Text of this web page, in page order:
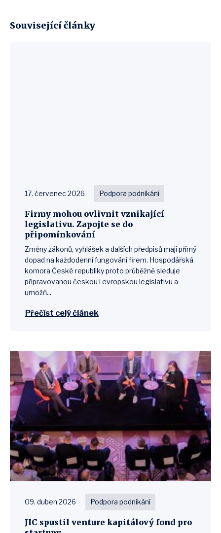
Související články
17. červenec 2026 Podpora podnikání
Firmy mohou ovlivnit vznikající
legislativu. Zapojte se do
připomínkování
Změny zákonů, vyhlášek a dalších předpisů mají přímý
dopad na každodenní fungování firem. Hospodářská
komora České republiky proto průběžně sleduje
připravovanou českou i evropskou legislativu a
umožň...
Přečíst celý článek
09. duben 2026 Podpora podnikání
JIC spustil venture kapitálový fond pro